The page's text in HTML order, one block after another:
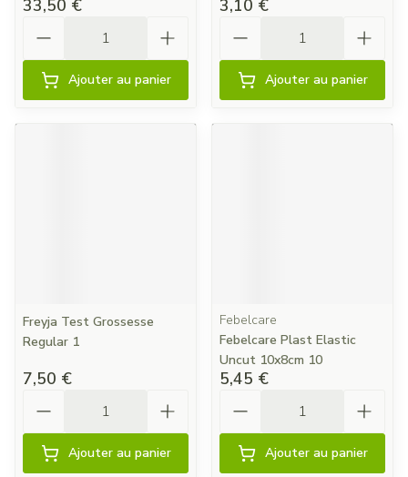
33,50 €
Ajouter au panier
3,10 €
Ajouter au panier
Freyja Test Grossesse
Regular 1
7,50 €
Ajouter au panier
Febelcare
Febelcare Plast Elastic
Uncut 10x8cm 10
5,45 €
Ajouter au panier